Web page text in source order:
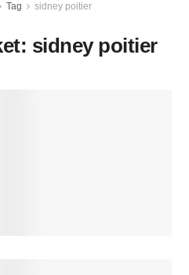
Tag sidney poitier
sidney poitier